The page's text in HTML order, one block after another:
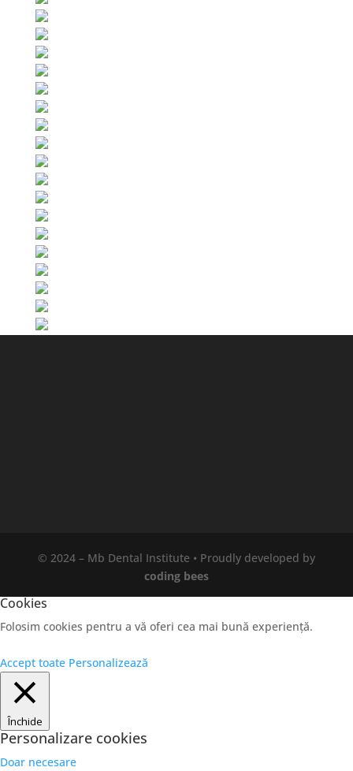
© 2024 – Mb Dental Institute • Proudly developed by
coding bees
Cookies
Folosim cookies pentru a vă oferi cea mai bună experiență.
Accept toate Personalizează
Închide
Personalizare cookies
Doar necesare